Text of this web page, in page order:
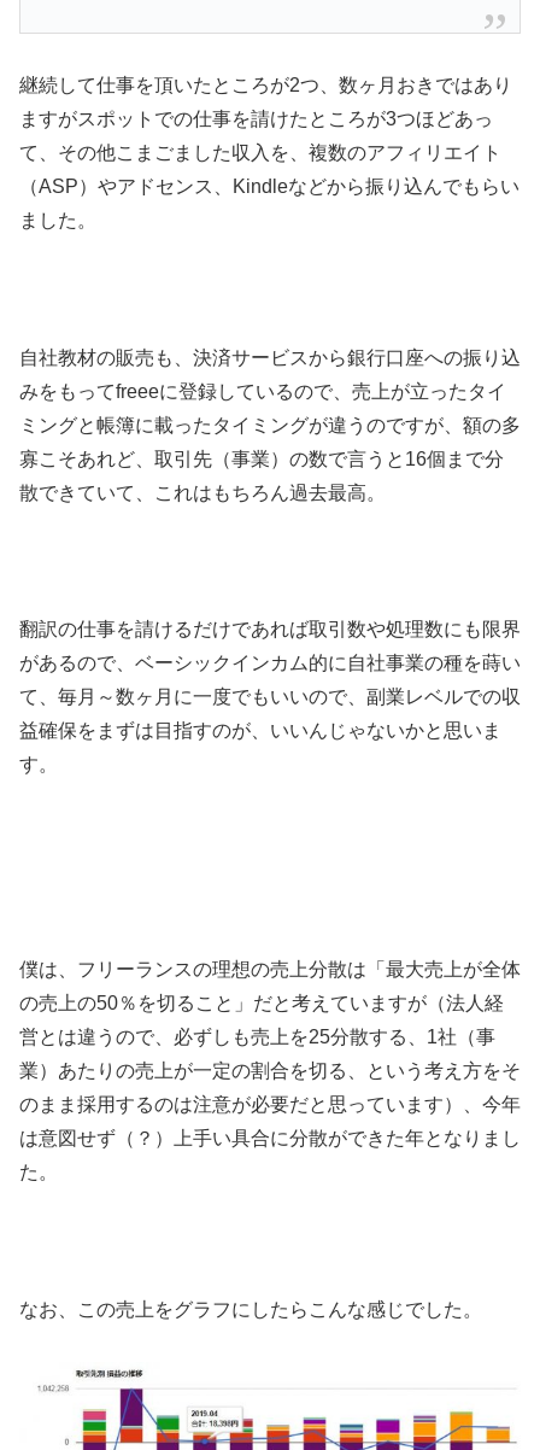
継続して仕事を頂いたところが2つ、数ヶ月おきではあり
ますがスポットでの仕事を請けたところが3つほどあっ
て、その他こまごました収入を、複数のアフィリエイト
（ASP）やアドセンス、Kindleなどから振り込んでもらい
ました。
自社教材の販売も、決済サービスから銀行口座への振り込
みをもってfreeeに登録しているので、売上が立ったタイ
ミングと帳簿に載ったタイミングが違うのですが、額の多
寡こそあれど、取引先（事業）の数で言うと16個まで分
散できていて、これはもちろん過去最高。
翻訳の仕事を請けるだけであれば取引数や処理数にも限界
があるので、ベーシックインカム的に自社事業の種を蒔い
て、毎月～数ヶ月に一度でもいいので、副業レベルでの収
益確保をまずは目指すのが、いいんじゃないかと思いま
す。
僕は、フリーランスの理想の売上分散は「最大売上が全体
の売上の50％を切ること」だと考えていますが（法人経
営とは違うので、必ずしも売上を25分散する、1社（事
業）あたりの売上が一定の割合を切る、という考え方をそ
のまま採用するのは注意が必要だと思っています）、今年
は意図せず（？）上手い具合に分散ができた年となりまし
た。
なお、この売上をグラフにしたらこんな感じでした。